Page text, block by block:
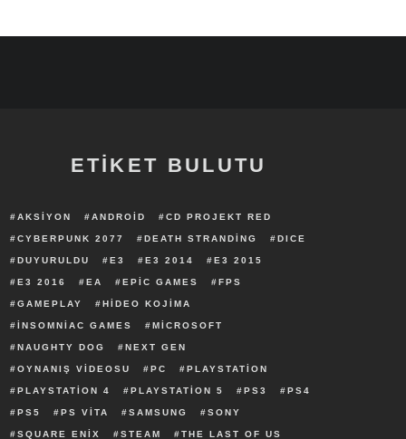
ETİKET BULUTU
AKSIYON ANDROID CD PROJEKT RED
CYBERPUNK 2077 DEATH STRANDING DICE
DUYURULDU E3 E3 2014 E3 2015
E3 2016 EA EPIC GAMES FPS
GAMEPLAY HIDEO KOJIMA
INSOMNIAC GAMES MICROSOFT
NAUGHTY DOG NEXT GEN
OYNANIŞ VIDEOSU PC PLAYSTATION
PLAYSTATION 4 PLAYSTATION 5 PS3 PS4
PS5 PS VITA SAMSUNG SONY
SQUARE ENIX STEAM THE LAST OF US